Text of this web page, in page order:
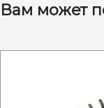
Вам может